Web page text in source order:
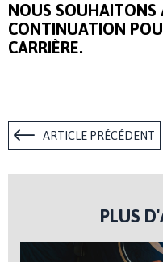
NOUS SOUHAITONS
CONTINUATION
CARRIÈRE.
ARTICLE PRÉCÉDENT
PLUS